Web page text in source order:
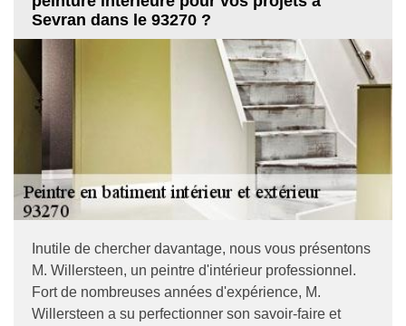
Sevran dans le 93270 ?
Inutile de chercher davantage, nous vous présentons
M. Willersteen, un peintre d'intérieur professionnel.
Fort de nombreuses années d'expérience, M.
Willersteen a su perfectionner son savoir-faire et